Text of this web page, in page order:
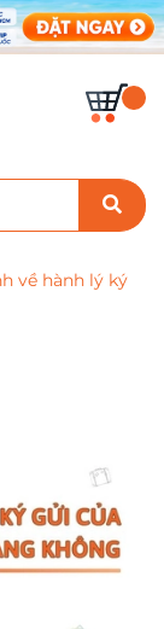
về hành lý ký